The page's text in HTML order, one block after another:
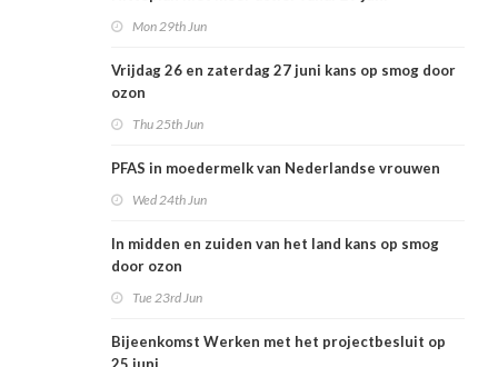
Mon 29th Jun
Vrijdag 26 en zaterdag 27 juni kans op smog door
ozon
Thu 25th Jun
PFAS in moedermelk van Nederlandse vrouwen
Wed 24th Jun
In midden en zuiden van het land kans op smog
door ozon
Tue 23rd Jun
Bijeenkomst Werken met het projectbesluit op